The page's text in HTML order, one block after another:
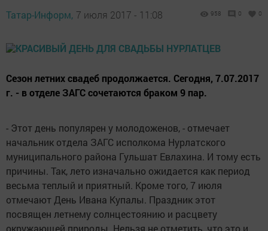
Татар-Информ, 7 июля 2017 - 11:08 958 0 0
Сезон летних свадеб продолжается. Сегодня, 7.07.2017
г. - в отделе ЗАГС сочетаются браком 9 пар.
- Этот день популярен у молодоженов, - отмечает
начальник отдела ЗАГС исполкома Нурлатского
муниципального района Гульшат Евлахина. И тому есть
причины. Так, лето изначально ожидается как период
весьма теплый и приятный. Кроме того, 7 июля
отмечают День Ивана Купалы. Праздник этот
посвящен летнему солнцестоянию и расцвету
окружающей природы. Нельзя не отметить, что это и